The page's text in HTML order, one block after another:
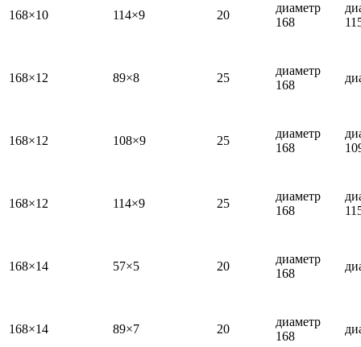
168×10 114×9 20
диаметр
168
168×12 89×8 25
диаметр
168
168×12 108×9 25
диаметр
168
168×12 114×9 25
диаметр
168
168×14 57×5 20
диаметр
168
168×14 89×7 20
диаметр
168